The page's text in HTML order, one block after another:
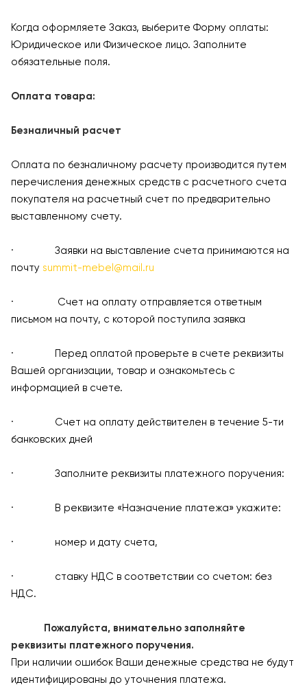
Когда оформляете Заказ, выберите Форму оплаты:
Юридическое или Физическое лицо. Заполните
обязательные поля.
Оплата товара:
Безналичный расчет
Оплата по безналичному расчету производится путем
перечисления денежных средств с расчетного счета
покупателя на расчетный счет по предварительно
выставленному счету.
· Заявки на выставление счета принимаются на
почту summit-mebel@mail.ru
· Счет на оплату отправляется ответным
письмом на почту, с которой поступила заявка
· Перед оплатой проверьте в счете реквизиты
Вашей организации, товар и ознакомьтесь с
информацией в счете.
· Счет на оплату действителен в течение 5-ти
банковских дней
· Заполните реквизиты платежного поручения:
· В реквизите «Назначение платежа» укажите:
· номер и дату счета,
· ставку НДС в соответствии со счетом: без
НДС.
Пожалуйста, внимательно заполняйте
реквизиты платежного поручения.
При наличии ошибок Ваши денежные средства не будут
идентифицированы до уточнения платежа.